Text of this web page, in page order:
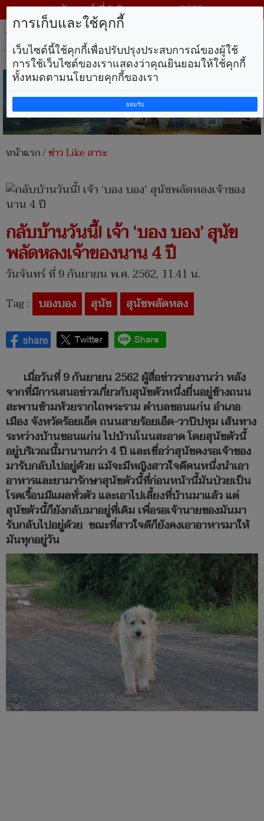
วันเสาร์ ที่ 8 สิงหาคม พ.ศ. 2569
หน้าแรก/ข่าว Like สาระ
กลับบ้านวันนี้! เจ้า ‘บอง บอง’ สุนัข
พลัดหลงเจ้าของนาน 4 ปี
วันจันทร์ ที่ 9 กันยายน พ.ศ. 2562, 11.41 น.
Tag : บองบอง สุนัข สุนัขพลัดหลง
เมื่อวันที่ 9 กันยายน 2562 ผู้สื่อข่าวรายงานว่า หลัง
จากที่มีการเสนอข่าวเกี่ยวกับสุนัขตัวหนึ่งยื่นอยู่ข้างถนน
สะพานข้ามห้วยรากไถพระราม ตำบลขอนแก่น อำเภอ
เมือง จังหวัดร้อยเอ็ด ถนนสายร้อยเอ็ด-วาปีปทุม เส้นทาง
ระหว่างบ้านขอนแก่น ไปบ้านโนนสะอาด โดยสุนัขตัวนี้
อยู่บริเวณนี้มานานกว่า 4 ปี และเชื่อว่าสุนัขคงรอเจ้าของ
มารับกลับไปอยู่ด้วย แม้จะมีหญิงสาวใจดีคนหนึ่งนำเอา
อาหารและยามารักษาสุนัขตัวนี้ที่ก่อนหน้านี้มันป่วยเป็น
โรคเรื้อนมีแผลทั่วตัว และเอาไปเลี้ยงที่บ้านมาแล้ว แต่
สุนัขตัวนี้ก็ยังกลับมาอยู่ที่เดิม เพื่อรอเจ้านายของมันมา
รับกลับไปอยู่ด้วย ขณะที่สาวใจดีก็ยังคงเอาอาหารมาให้
มันทุกอยู่วัน
การเก็บและใช้คุกกี้
เว็บไซต์นี้ใช้คุกกี้เพื่อปรับปรุงประสบการณ์ของผู้ใช้
การใช้เว็บไซต์ของเราแสดงว่าคุณยินยอมให้ใช้คุกกี้
ทั้งหมดตามนโยบายคุกกี้ของเรา
ยอมรับ